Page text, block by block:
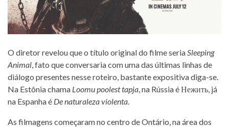
O diretor revelou que o título original do filme seria Sleeping
Animal , fato que conversaria com uma das últimas linhas de
diálogo presentes nesse roteiro, bastante expositiva diga-se.
Na Estônia chama Loomu poolest tapja , na Rússia é Нежить, já
na Espanha é De naturaleza violenta
As filmagens começaram no centro de Ontário, na área dos